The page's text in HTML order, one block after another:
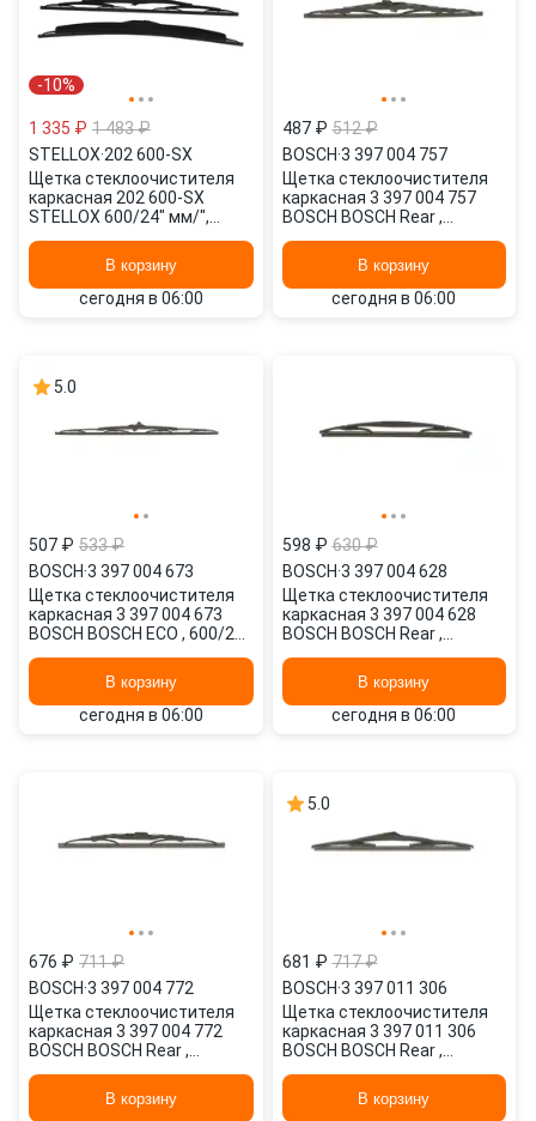
-10%
1 335 ₽ 1 483 ₽
STELLOX·202 600-SX
Щетка стеклоочистителя
каркасная 202 600-SX
STELLOX 600/24" мм/",
В корзину
сегодня в 06:00
487 ₽ 512 ₽
BOSCH·3 397 004 757
Щетка стеклоочистителя
каркасная 3 397 004 757
BOSCH BOSCH Rear ,
В корзину
сегодня в 06:00
5.0
507 ₽ 533 ₽
BOSCH·3 397 004 673
Щетка стеклоочистителя
каркасная 3 397 004 673
BOSCH BOSCH ECO , 600/24"
В корзину
сегодня в 06:00
598 ₽ 630 ₽
BOSCH·3 397 004 628
Щетка стеклоочистителя
каркасная 3 397 004 628
BOSCH BOSCH Rear ,
В корзину
сегодня в 06:00
676 ₽ 711 ₽
BOSCH·3 397 004 772
Щетка стеклоочистителя
каркасная 3 397 004 772
BOSCH BOSCH Rear ,
В корзину
5.0
681 ₽ 717 ₽
BOSCH·3 397 011 306
Щетка стеклоочистителя
каркасная 3 397 011 306
BOSCH BOSCH Rear ,
В корзину